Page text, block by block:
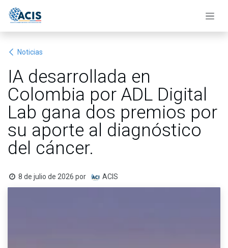
Noticias
IA desarrollada en
Colombia por ADL Digital
Lab gana dos premios por
su aporte al diagnóstico
del cáncer.
8 de julio de 2026 por ACIS